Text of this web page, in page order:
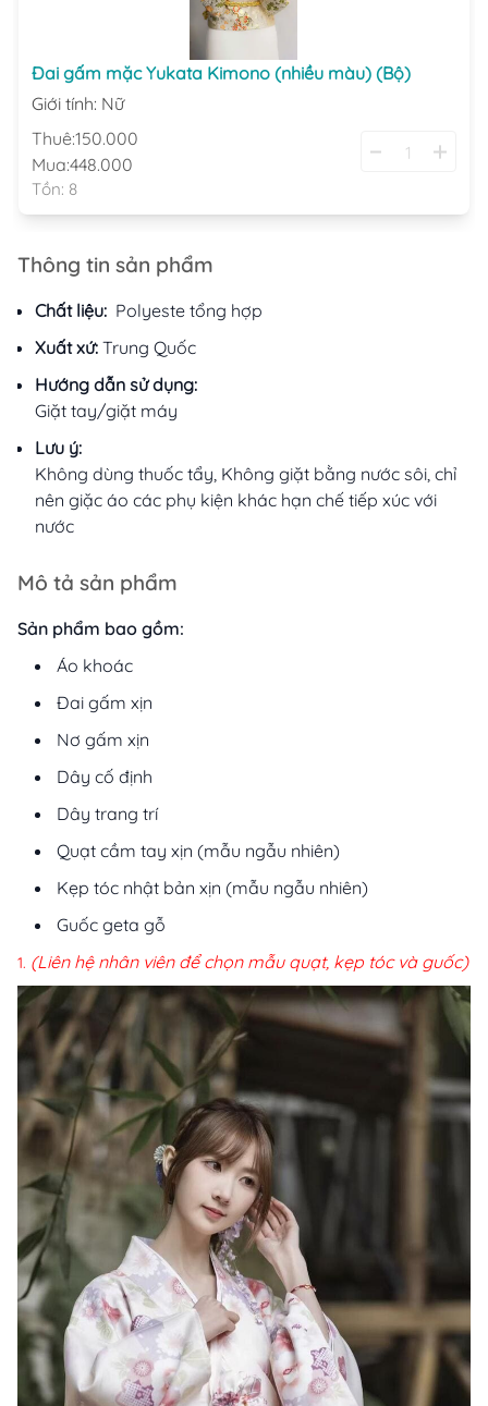
Đai gấm mặc Yukata Kimono (nhiều màu) (Bộ)
Giới tính: Nữ
Thuê:150.000
Mua:448.000
Tồn: 8
Thông tin sản phẩm
Chất liệu: Polyeste tổng hợp
Xuất xứ: Trung Quốc
Hướng dẫn sử dụng:
Giặt tay/giặt máy
Lưu ý:
Không dùng thuốc tẩy, Không giặt bằng nước sôi, chỉ
nên giặc áo các phụ kiện khác hạn chế tiếp xúc với
nước
Mô tả sản phẩm
Sản phẩm bao gồm:
Áo khoác
Đai gấm xịn
Nơ gấm xịn
Dây cố định
Dây trang trí
Quạt cầm tay xịn (mẫu ngẫu nhiên)
Kẹp tóc nhật bản xịn (mẫu ngẫu nhiên)
Guốc geta gỗ
(Liên hệ nhân viên để chọn mẫu quạt, kẹp tóc và guốc)